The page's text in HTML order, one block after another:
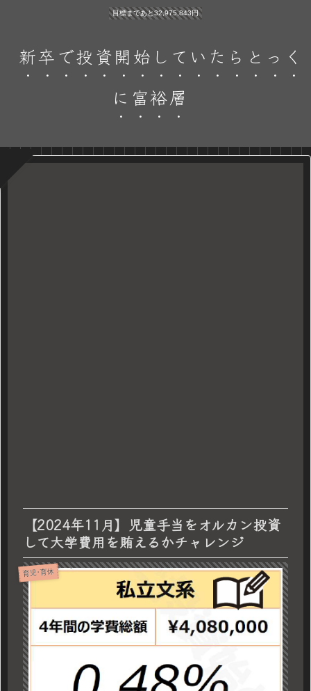
目標まであと32,975,843円
新卒で投資開始していたらとっく
に富裕層
【2024年11月】児童手当をオルカン投資
して大学費用を賄えるかチャレンジ
育児･育休